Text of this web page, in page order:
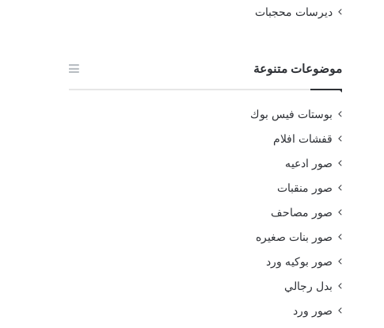
ديرسات محجبات
موضوعات متنوعة
بوستات فيس بوك
قفشات افلام
صور ادعيه
صور منقبات
صور مصاحف
صور بنات صغيره
صور بوكيه ورد
بدل رجالي
صور ورد